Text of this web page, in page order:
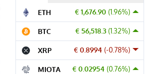
€ 1,676.90 (1.96%)
ETH
€ 56,518.3 (1.32%)
BTC
€ 0.8994 (-0.78%)
XRP
€ 0.02954 (0.76%)
MIOTA